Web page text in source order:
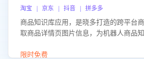
淘宝 | 京东 | 抖音 | 拼多多
商品知识库应用，是晓多打造的跨平台
取商品详情页图片信息，为机器人商品
限时免费